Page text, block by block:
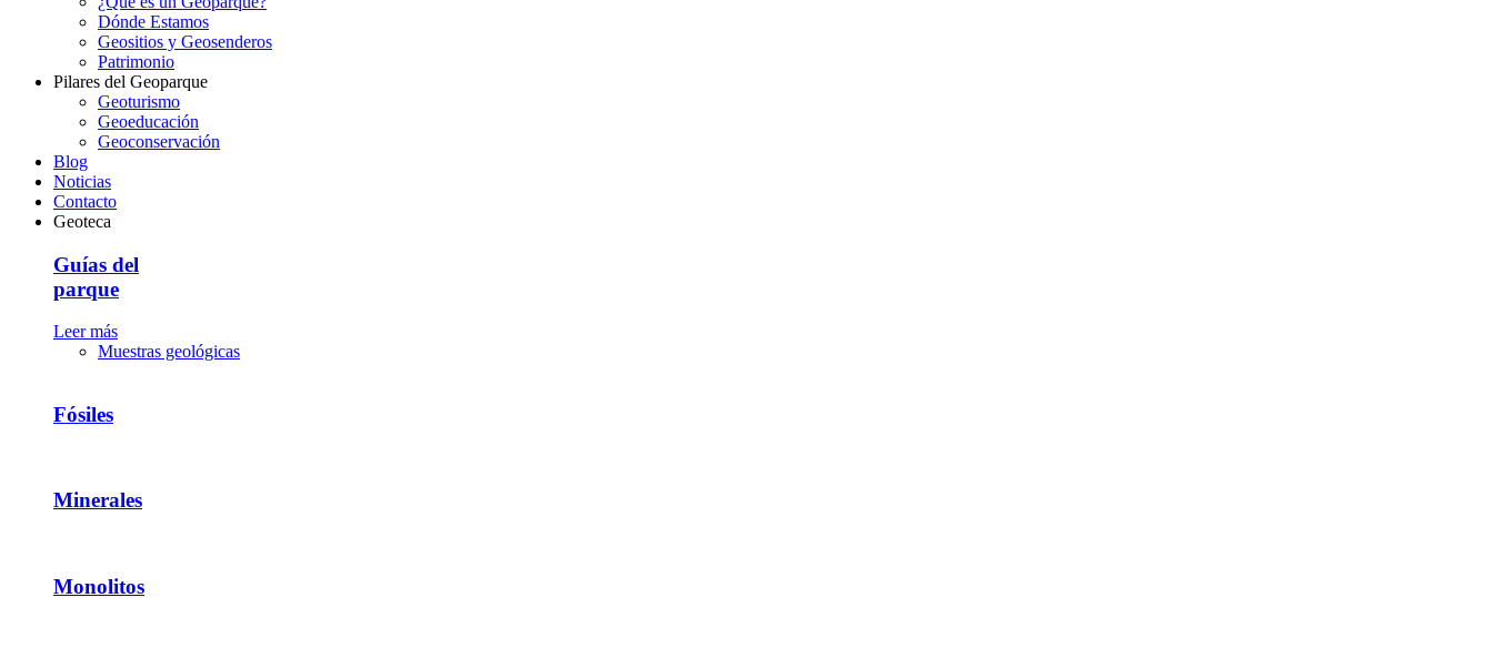
Dónde Estamos
Geositios y Geosenderos
Patrimonio
Pilares del Geoparque
Geoturismo
Geoeducación
Geoconservación
Blog
Noticias
Contacto
Geoteca
Guías del
parque
Leer más
Muestras geológicas
Fósiles
Minerales
Monolitos